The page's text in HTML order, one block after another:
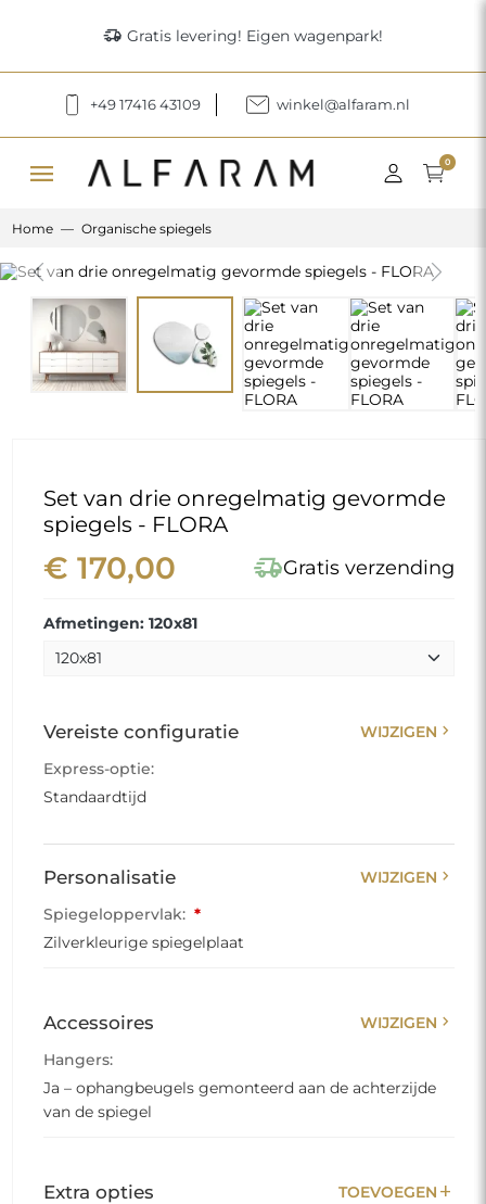
delivery_truck_speed Gratis levering! Eigen wagenpark!
+49 17416 43109 winkel@alfaram.nl
menu 0
Home Organische spiegels
Previous Next
Set van drie onregelmatig gevormde
spiegels - FLORA
€ 170,00 delivery_truck_speedGratis verzending
Afmetingen: 120x81
Vereiste configuratie WIJZIGEN chevron_right
Express-optie:
Standaardtijd
Personalisatie WIJZIGEN chevron_right
Spiegeloppervlak: *
Zilverkleurige spiegelplaat
Accessoires WIJZIGEN chevron_right
Hangers:
Ja – ophangbeugels gemonteerd aan de achterzijde
van de spiegel
Extra opties TOEVOEGEN add